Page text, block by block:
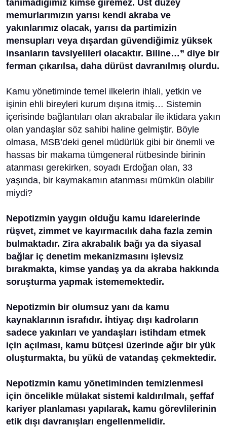
tanımadığımız kimse giremez. Üst düzey
memurlarımızın yarısı kendi akraba ve
yakınlarımız olacak, yarısı da partimizin
mensupları veya dışardan güvendiğimiz yüksek
insanların tavsiyelileri olacaktır. Biline…” diye bir
ferman çıkarılsa, daha dürüst davranılmış olurdu.
Kamu yönetiminde temel ilkelerin ihlali, yetkin ve
işinin ehli bireyleri kurum dışına itmiş… Sistemin
içerisinde bağlantıları olan akrabalar ile iktidara yakın
olan yandaşlar söz sahibi haline gelmiştir. Böyle
olmasa, MSB’deki genel müdürlük gibi bir önemli ve
hassas bir makama tümgeneral rütbesinde birinin
atanması gerekirken, soyadı Erdoğan olan, 33
yaşında, bir kaymakamın atanması mümkün olabilir
miydi?
Nepotizmin yaygın olduğu kamu idarelerinde
rüşvet, zimmet ve kayırmacılık daha fazla zemin
bulmaktadır. Zira akrabalık bağı ya da siyasal
bağlar iç denetim mekanizmasını işlevsiz
bırakmakta, kimse yandaş ya da akraba hakkında
soruşturma yapmak istememektedir.
Nepotizmin bir olumsuz yanı da kamu
kaynaklarının israfıdır. İhtiyaç dışı kadroların
sadece yakınları ve yandaşları istihdam etmek
için açılması, kamu bütçesi üzerinde ağır bir yük
oluşturmakta, bu yükü de vatandaş çekmektedir.
Nepotizmin kamu yönetiminden temizlenmesi
için öncelikle mülakat sistemi kaldırılmalı, şeffaf
kariyer planlaması yapılarak, kamu görevlilerinin
etik dışı davranışları engellenmelidir.